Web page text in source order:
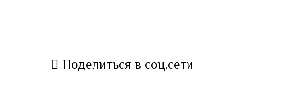
Поделиться в соц.сети